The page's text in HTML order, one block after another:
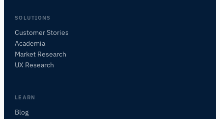
SOLUTIONS
Customer Stories
Academia
Market Research
UX Research
LEARN
Blog
Posez des questions sur les méthodes de